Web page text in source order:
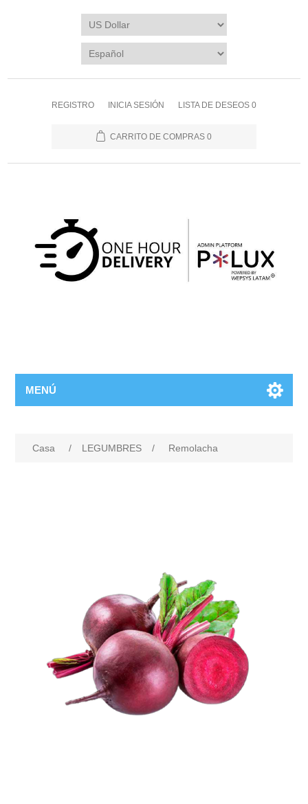
REGISTRO INICIA SESIÓN LISTA DE DESEOS 0
CARRITO DE COMPRAS 0
MENÚ
Casa / LEGUMBRES / Remolacha